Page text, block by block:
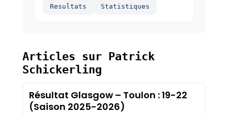
Resultats Statistiques
Articles sur Patrick
Schickerling
Résultat Glasgow – Toulon : 19-22
(Saison 2025-2026)